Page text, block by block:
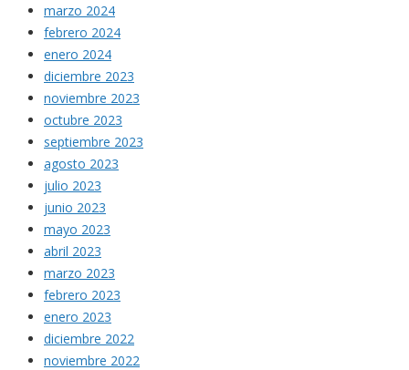
marzo 2024
febrero 2024
enero 2024
diciembre 2023
noviembre 2023
octubre 2023
septiembre 2023
agosto 2023
julio 2023
junio 2023
mayo 2023
abril 2023
marzo 2023
febrero 2023
enero 2023
diciembre 2022
noviembre 2022